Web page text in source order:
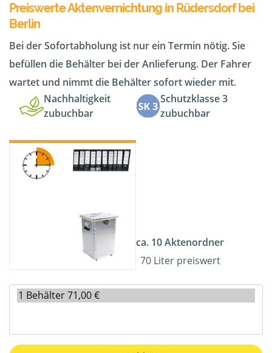
Preiswerte Aktenvernichtung in Rüdersdorf bei
Berlin
Bei der Sofortabholung ist nur ein Termin nötig. Sie
befüllen die Behälter bei der Anlieferung. Der Fahrer
wartet und nimmt die Behälter sofort wieder mit.
Nachhaltigkeit
zubuchbar
Schutzklasse 3
zubuchbar
ca. 10 Aktenordner
70 Liter preiswert